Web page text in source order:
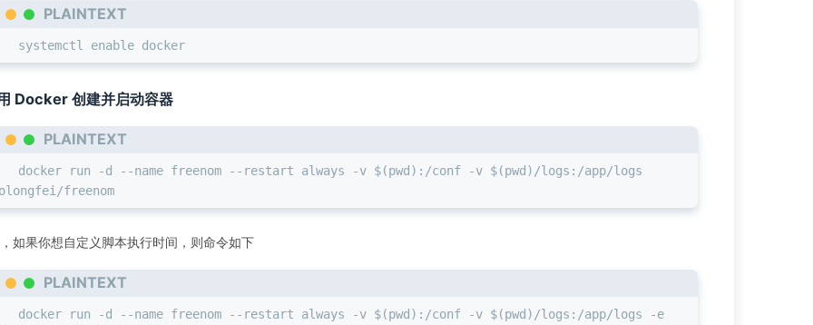
PLAINTEXT
systemctl enable docker
Docker 创建并启动容器
PLAINTEXT
docker run -d --name freenom --restart always -v $(pwd):/conf -v $(pwd)/logs:/app/logs
freenom
如果你想自定义脚本执行时间，则命令如下
PLAINTEXT
docker run -d --name freenom --restart always -v $(pwd):/conf -v $(pwd)/logs:/app/logs -e